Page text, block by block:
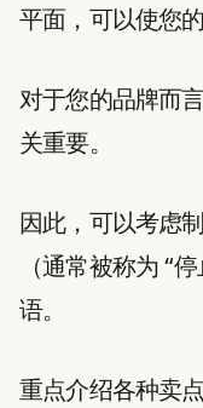
平面，可以使您
对于您的品牌而
关重要。
因此，可以考虑
（通常被称为 “
语。
重点介绍各种卖